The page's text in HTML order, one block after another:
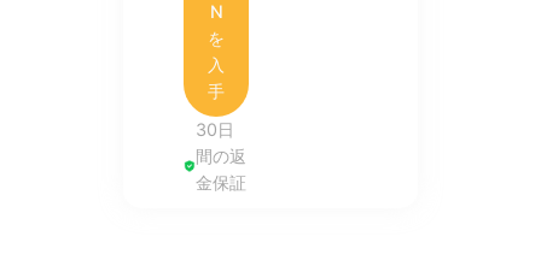
N
を
入
手
30日
間の返
金保証